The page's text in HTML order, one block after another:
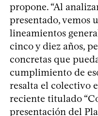
propone. “Al
presentado, vemos
lineamientos
cinco y diez años,
concretas que
cumplimiento de
resalta el colectivo
reciente titulado
presentación del